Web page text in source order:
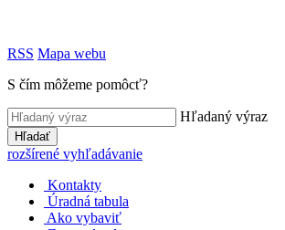
RSS Mapa webu
S čím môžeme pomôcť?
Hľadaný výraz
Hľadať
rozšírené vyhľadávanie
Kontakty
Úradná tabula
Ako vybaviť